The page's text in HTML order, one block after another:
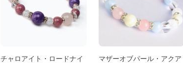
チャロアイト・ロードナイ
マザーオブパール・アクア